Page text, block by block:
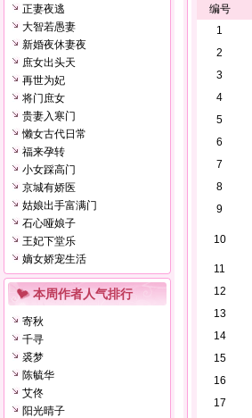
正妻夜逃
大智若愚妻
新婚夜休妻夜
庶女出头天
再世为妃
将门庶女
贵妻入寒门
懒女古代日常
福来孕转
小女踩高门
京城有娇医
姑娘出手富满门
石心哑娘子
王妃下堂乐
嫡女娇宠生活
本周作者人气排行
寄秋
千寻
裘梦
陈毓华
艾佟
阳光晴子
编号
1
2
3
4
5
6
7
8
9
10
11
12
13
14
15
16
17